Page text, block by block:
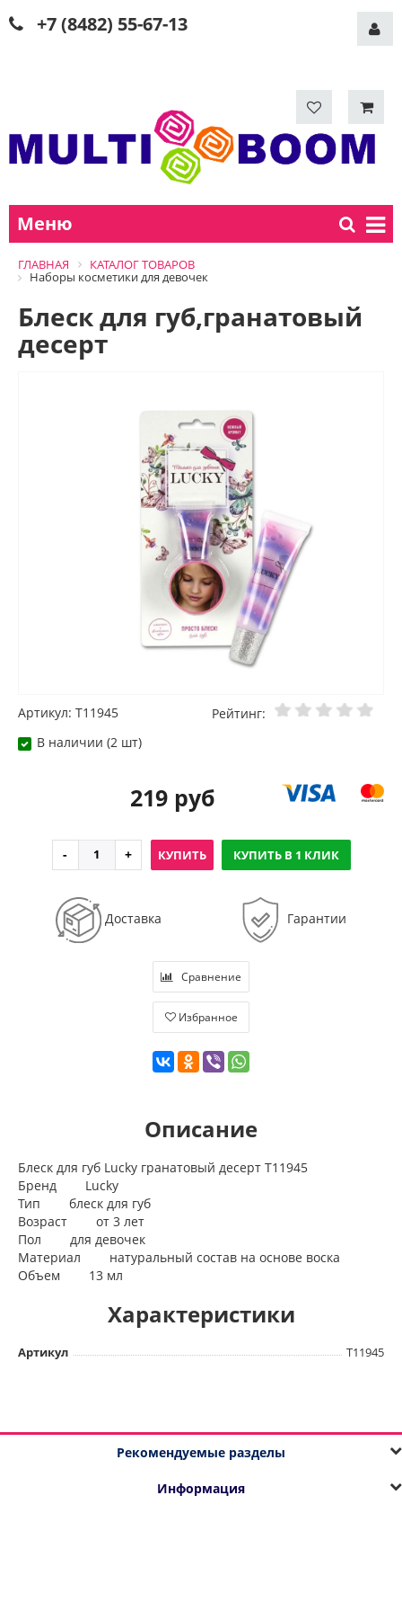
+7 (8482) 55-67-13
Меню
ГЛАВНАЯ
КАТАЛОГ ТОВАРОВ
Наборы косметики для девочек
Блеск для губ,гранатовый
десерт
Артикул: T11945
Рейтинг:
В наличии (2 шт)
219 руб
КУПИТЬ КУПИТЬ В 1 КЛИК
Доставка Гарантии
Сравнение
Избранное
Описание
Блеск для губ Lucky гранатовый десерт Т11945
Бренд Lucky
Тип блеск для губ
Возраст от 3 лет
Пол для девочек
Материал натуральный состав на основе воска
Объем 13 мл
Характеристики
Артикул T11945
Рекомендуемые разделы
Информация